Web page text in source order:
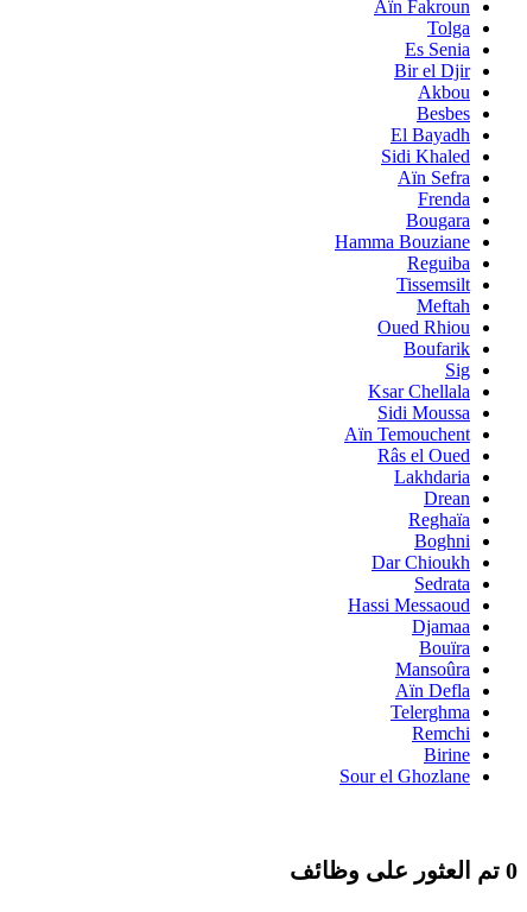
Aïn Fakroun
Tolga
Es Senia
Bir el Djir
Akbou
Besbes
El Bayadh
Sidi Khaled
Aïn Sefra
Frenda
Bougara
Hamma Bouziane
Reguiba
Tissemsilt
Meftah
Oued Rhiou
Boufarik
Sig
Ksar Chellala
Sidi Moussa
Aïn Temouchent
Râs el Oued
Lakhdaria
Drean
Reghaïa
Boghni
Dar Chioukh
Sedrata
Hassi Messaoud
Djamaa
Bouïra
Mansoûra
Aïn Defla
Telerghma
Remchi
Birine
Sour el Ghozlane
0 تم العثور على وظائف